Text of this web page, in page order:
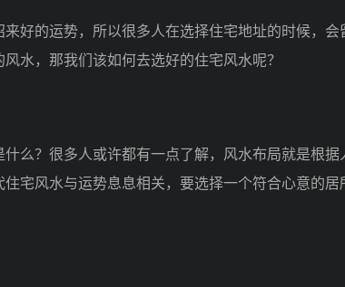
的运势，所以很多人在选择住宅地址的时候，会
水，那我们该如何去选好的住宅风水呢？
？很多人或许都有一点了解，风水布局就是根据
宅风水与运势息息相关，要选择一个符合心意的居